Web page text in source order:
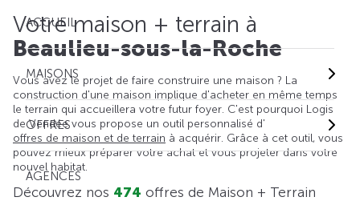
ACCUEIL
MAISONS
OFFRES
AGENCES
Votre maison + terrain à
Beaulieu-sous-la-Roche
Vous avez le projet de faire construire une maison ? La
construction d'une maison implique d'acheter en même temps
le terrain qui accueillera votre futur foyer. C'est pourquoi Logis
de Vendée vous propose un outil personnalisé d'
offres de maison et de terrain à acquérir. Grâce à cet outil, vous
pouvez mieux préparer votre achat et vous projeter dans votre
nouvel habitat.
Découvrez nos 474 offres de Maison + Terrain